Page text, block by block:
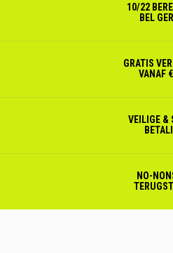
10/22
BEL
GRATIS
VANAF
VEILIGE &
NO-